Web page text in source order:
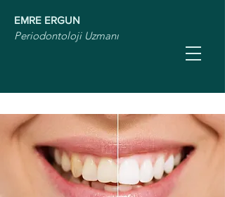
EMRE ERGUN
Periodontoloji Uzmanı